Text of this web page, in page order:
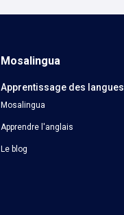
Mosalingua
Apprentissage des langues
Mosalingua
Apprendre l'anglais
Le blog